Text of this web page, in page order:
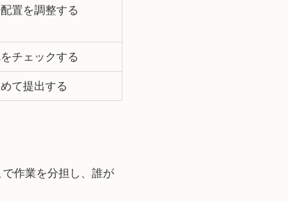
置を調整する
チェックする
て提出する
作業を分担し、誰が